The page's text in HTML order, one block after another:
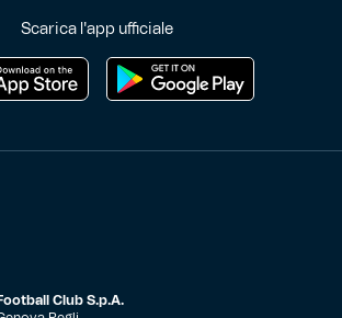
Scarica l'app ufficiale
Club S.p.A.